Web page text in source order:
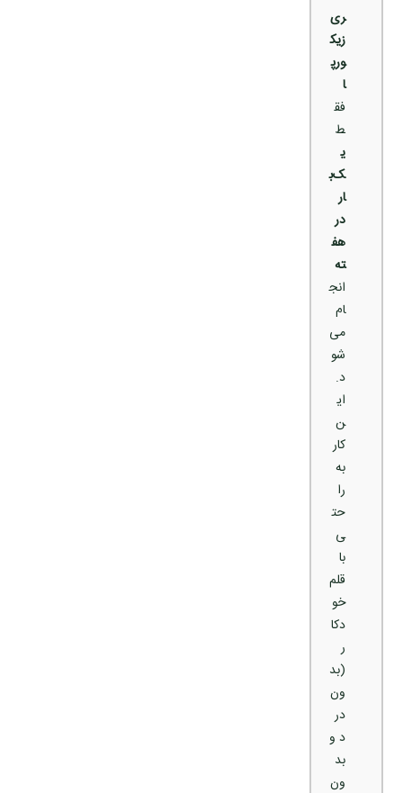
ری
زیک
ورپ
ا
فق
ط
ی
ک‌ب
ار
در
هف
ته
انج
ام
می‌
شو
د.
ای
ن
کار
به
را
حت
ی
با
قلم
خو
دکا
ر
(بد
ون
در
د و
بد
ون